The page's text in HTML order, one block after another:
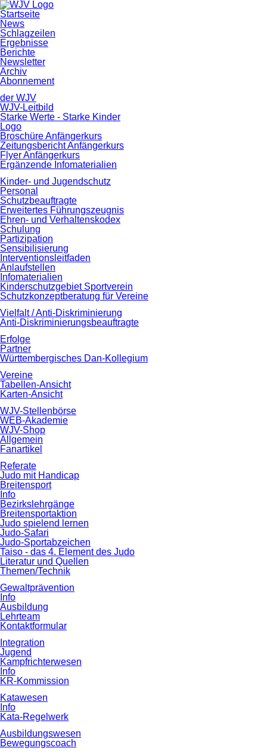
Navigation
überspringen
Startseite
News
Schlagzeilen
Ergebnisse
Berichte
Newsletter
Archiv
Abonnement
der WJV
WJV-Leitbild
Starke Werte - Starke Kinder
Logo
Broschüre Anfängerkurs
Zeitungsbericht Anfängerkurs
Flyer Anfängerkurs
Ergänzende Infomaterialien
Kinder- und Jugendschutz
Personal
Schutzbeauftragte
Erweitertes Führungszeugnis
Ehren- und Verhaltenskodex
Schulung
Partizipation
Sensibilisierung
Interventionsleitfaden
Anlaufstellen
Infomaterialien
Kinderschutzgebiet Sportverein
Schutzkonzeptberatung für Vereine
Vielfalt / Anti-Diskriminierung
Anti-Diskriminierungsbeauftragte
Erfolge
Partner
Württembergisches Dan-Kollegium
Vereine
Tabellen-Ansicht
Karten-Ansicht
WJV-Stellenbörse
WEB-Akademie
WJV-Shop
Allgemein
Fanartikel
Referate
Judo mit Handicap
Breitensport
Info
Bezirkslehrgänge
Breitensportaktion
Judo spielend lernen
Judo-Safari
Judo-Sportabzeichen
Taiso - das 4. Element des Judo
Literatur und Quellen
Themen/Technik
Gewaltprävention
Info
Ausbildung
Lehrteam
Kontaktformular
Integration
Jugend
Kampfrichterwesen
Info
KR-Kommission
Katawesen
Info
Kata-Regelwerk
Ausbildungswesen
Bewegungscoach